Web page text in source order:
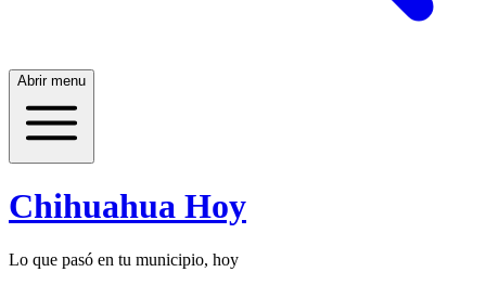
Abrir menu
Chihuahua Hoy
Lo que pasó en tu municipio, hoy